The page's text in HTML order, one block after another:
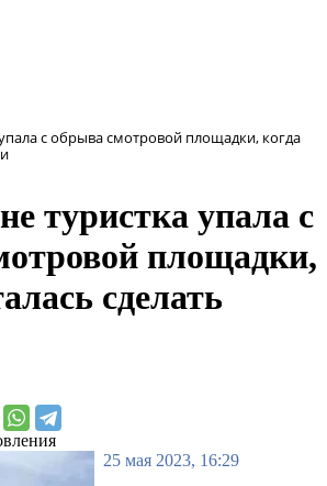
с обрыва смотровой площадки, когда
туристка упала с
площадки,
сделать
25 мая 2023, 16:29